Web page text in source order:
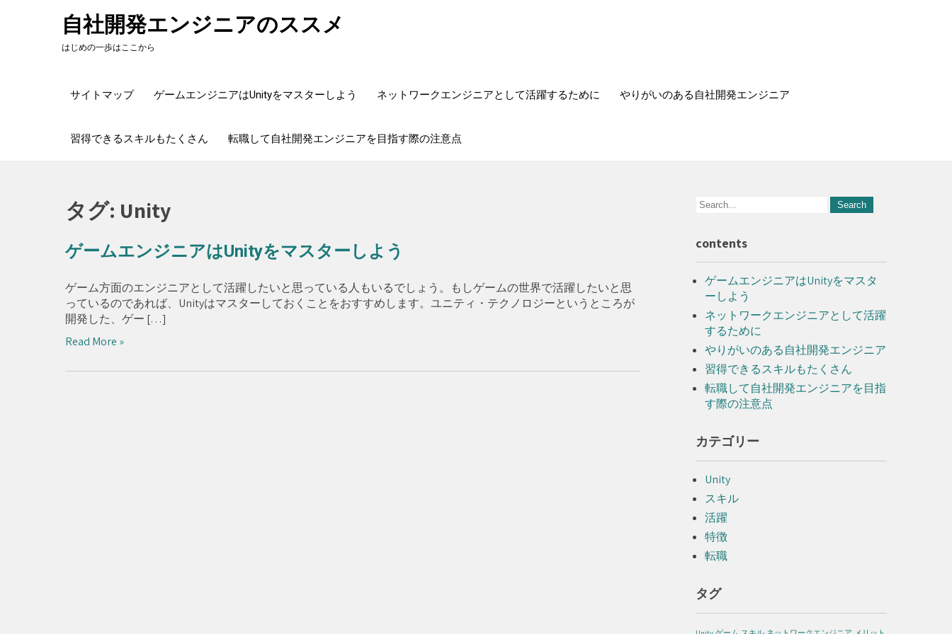
自社開発エンジニアのススメ
はじめの一歩はここから
サイトマップ ゲームエンジニアはUnityをマスターしよう ネットワークエンジニアとして活躍するために やりがいのある自社開発エンジニア
習得できるスキルもたくさん 転職して自社開発エンジニアを目指す際の注意点
タグ: Unity
ゲームエンジニアはUnityをマスターしよう
ゲーム方面のエンジニアとして活躍したいと思っている人もいるでしょう。もしゲームの世界で活躍したいと思
っているのであれば、Unityはマスターしておくことをおすすめします。ユニティ・テクノロジーというところが
開発した、ゲー […]
Read More »
contents
ゲームエンジニアはUnityをマスタ
ーしよう
ネットワークエンジニアとして活躍
するために
やりがいのある自社開発エンジニア
習得できるスキルもたくさん
転職して自社開発エンジニアを目指
す際の注意点
カテゴリー
Unity
スキル
活躍
特徴
転職
タグ